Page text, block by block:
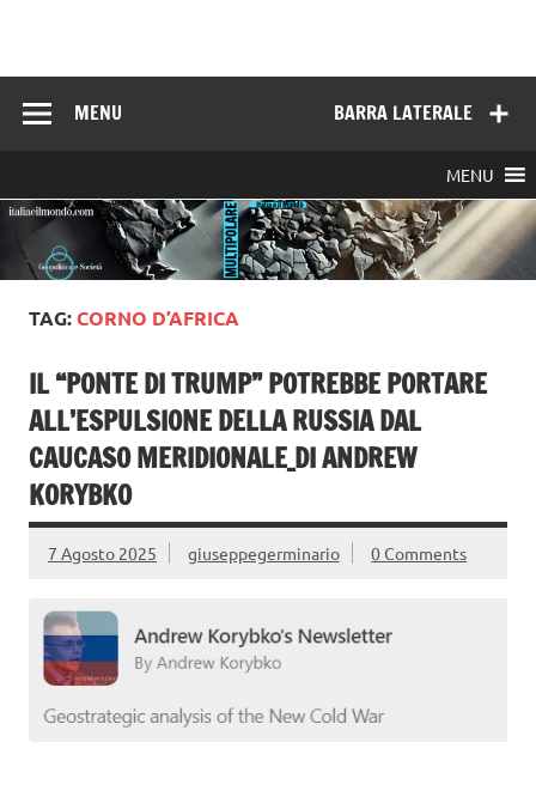
BARRA LATERALE
MENU
MENU
TAG:CORNO D’AFRICA
IL “PONTE DI TRUMP” POTREBBE PORTARE
ALL’ESPULSIONE DELLA RUSSIA DAL
CAUCASO MERIDIONALE_DI ANDREW
KORYBKO
7 Agosto 2025 giuseppegerminario 0 Comments